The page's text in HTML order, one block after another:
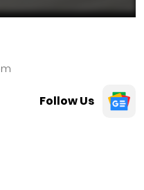
Follow Us